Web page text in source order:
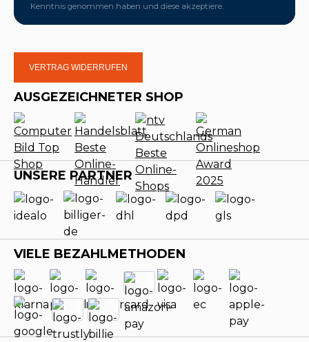
Kenntnis genommen haben und diese akzeptiere.
VERTRAG WIDERRUFEN
AUSGEZEICHNETER SHOP
UNSERE PARTNER
VIELE BEZAHLMETHODEN